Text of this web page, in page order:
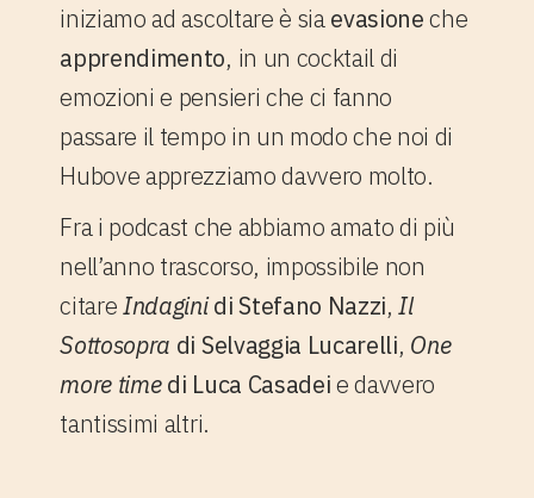
iniziamo ad ascoltare è siaevasioneche
apprendimento, in un cocktail di
emozioni e pensieri che ci fanno
passare il tempo in un modo che noi di
Hubove apprezziamo davvero molto.
Fra i podcast che abbiamo amato di più
nell’anno trascorso, impossibile non
citareIndaginidi Stefano Nazzi,Il
Sottosopra di Selvaggia Lucarelli, One
more timedi Luca Casadeie davvero
tantissimi altri.